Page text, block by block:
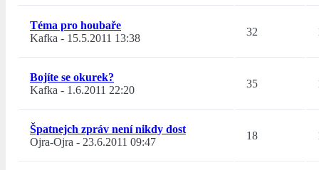
Téma pro houbaře
Kafka - 15.5.2011 13:38
32
Bojíte se okurek?
Kafka - 1.6.2011 22:20
35
Špatnejch zpráv není nikdy dost
Ojra-Ojra - 23.6.2011 09:47
18